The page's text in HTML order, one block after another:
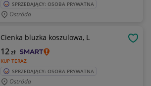
SPRZEDAJĄCY: OSOBA PRYWATNA
Ostróda
Cienka bluzka koszulowa, L
KUP TERAZ
12zł
SPRZEDAJĄCY: OSOBA PRYWATNA
Ostróda